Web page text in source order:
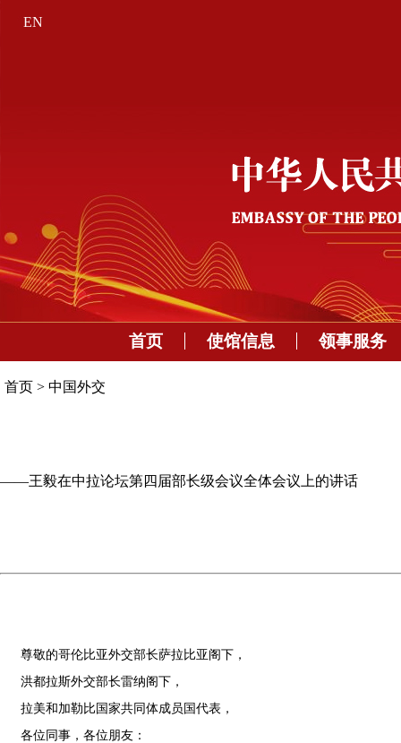
EN
首页 使馆信息 领事服务
首页 > 中国外交
——王毅在中拉论坛第四届部长级会议全体会议上的讲话
尊敬的哥伦比亚外交部长萨拉比亚阁下，
洪都拉斯外交部长雷纳阁下，
拉美和加勒比国家共同体成员国代表，
各位同事，各位朋友：